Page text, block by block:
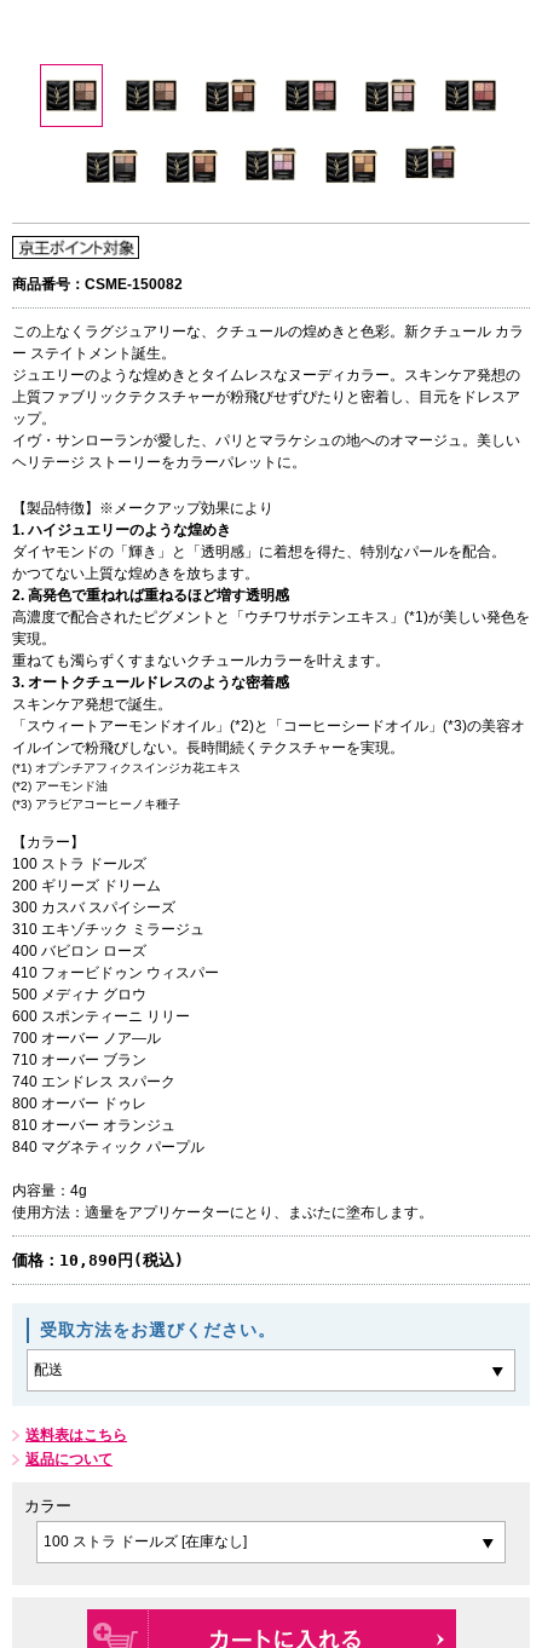
商品番号：CSME-150082
この上なくラグジュアリーな、クチュールの煌めきと色彩。新クチュール カラ
ー ステイトメント誕生。
ジュエリーのような煌めきとタイムレスなヌーディカラー。スキンケア発想の
上質ファブリックテクスチャーが粉飛びせずぴたりと密着し、目元をドレスア
ップ。
イヴ・サンローランが愛した、パリとマラケシュの地へのオマージュ。美しい
ヘリテージ ストーリーをカラーパレットに。
【製品特徴】※メークアップ効果により
1. ハイジュエリーのような煌めき
ダイヤモンドの「輝き」と「透明感」に着想を得た、特別なパールを配合。
かつてない上質な煌めきを放ちます。
2. 高発色で重ねれば重ねるほど増す透明感
高濃度で配合されたピグメントと「ウチワサボテンエキス」(*1)が美しい発色を
実現。
重ねても濁らずくすまないクチュールカラーを叶えます。
3. オートクチュールドレスのような密着感
スキンケア発想で誕生。
「スウィートアーモンドオイル」(*2)と「コーヒーシードオイル」(*3)の美容オ
イルインで粉飛びしない。長時間続くテクスチャーを実現。
(*1) オプンチアフィクスインジカ花エキス
(*2) アーモンド油
(*3) アラビアコーヒーノキ種子
【カラー】
100 ストラ ドールズ
200 ギリーズ ドリーム
300 カスバ スパイシーズ
310 エキゾチック ミラージュ
400 バビロン ローズ
410 フォービドゥン ウィスパー
500 メディナ グロウ
600 スポンティーニ リリー
700 オーバー ノア―ル
710 オーバー ブラン
740 エンドレス スパーク
800 オーバー ドゥレ
810 オーバー オランジュ
840 マグネティック パープル
内容量：4g
使用方法：適量をアプリケーターにとり、まぶたに塗布します。
価格： 10,890円(税込)
受取方法をお選びください。
送料表はこちら
返品について
カラー